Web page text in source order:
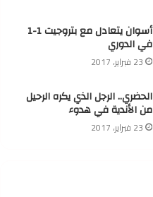
أسوان يتعادل مع بتروجيت 1-1
في الدوري
23 فبراير، 2017
الحضري.. الرجل الذي يكره الرحيل
من الأندية في هدوء
23 فبراير، 2017